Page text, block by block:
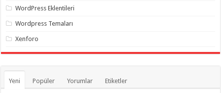
WordPress Eklentileri
Wordpress Temaları
Xenforo
Yeni Popüler Yorumlar Etiketler